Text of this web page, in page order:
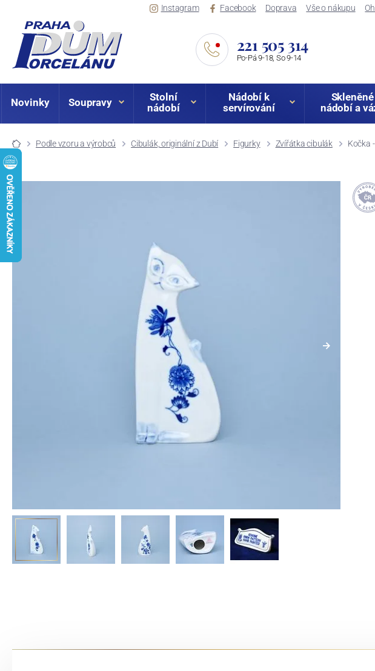
Instagram Facebook Doprava Vše o nákupu
221 505 314
Po-Pá 9-18, So 9-14
Novinky Soupravy
Stolní
nádobí
Nádobí k
servírování
Skleněné
nádobí a
Podle vzoru a výrobců Cibulák, originální z Dubí Figurky Zvířátka cibulák Kočka